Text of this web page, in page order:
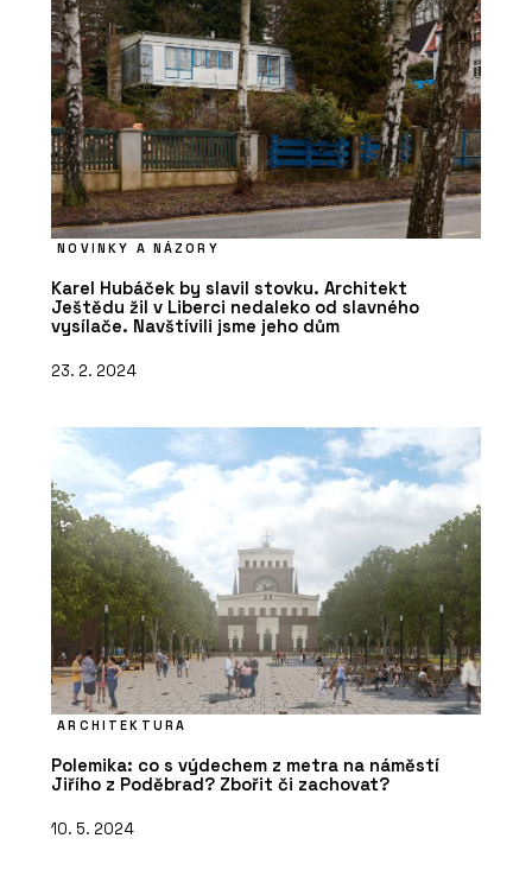
NOVINKY A NÁZORY
Karel Hubáček by slavil stovku. Architekt
Ještědu žil v Liberci nedaleko od slavného
vysílače. Navštívili jsme jeho dům
23. 2. 2024
ARCHITEKTURA
Polemika: co s výdechem z metra na náměstí
Jiřího z Poděbrad? Zbořit či zachovat?
10. 5. 2024